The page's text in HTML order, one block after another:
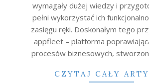
wymagały dużej wiedzy i
pełni wykorzystać ich
zasięgu ręki. Doskonałym tego
appfleet – platforma
procesów biznesowych,
CZYTAJ CAŁY